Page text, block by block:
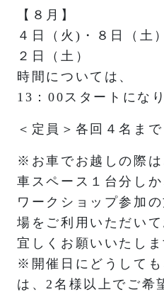
【８月】
４日（火)・８日（土
２日（土）
時間については、
13：00スタートにな
＜定員＞各回４名まで
※お車でお越しの際
車スペース１台分しか
ワークショップ参加
場をご利用いただいて
宜しくお願いいたしま
※開催日にどうして
は、2名様以上でご希